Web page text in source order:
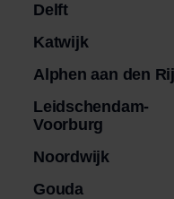
Delft
Katwijk
Alphen aan den
Leidschendam-
Voorburg
Noordwijk
Gouda